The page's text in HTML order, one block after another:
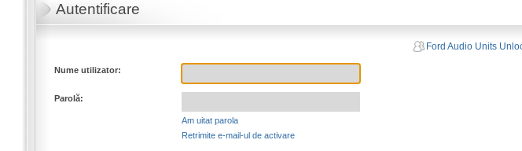
Autentificare
Ford Audio Units
Nume utilizator:
Parolă:
Am uitat parola
Retrimite e-mail-ul de activare